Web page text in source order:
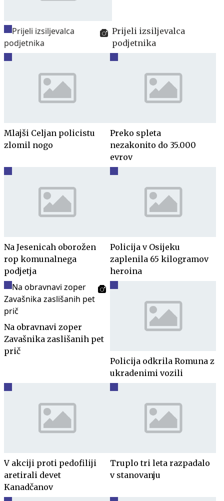
Prijeli izsiljevalca
podjetnika
Mlajši Celjan policistu
zlomil nogo
Preko spleta
nezakonito do 35.000
evrov
Na Jesenicah oborožen
rop komunalnega
podjetja
Policija v Osijeku
zaplenila 65 kilogramov
heroina
Na obravnavi zoper
Zavašnika zaslišanih pet
prič
Policija odkrila Romuna z
ukradenimi vozili
V akciji proti pedofiliji
aretirali devet
Kanadčanov
Truplo tri leta razpadalo
v stanovanju